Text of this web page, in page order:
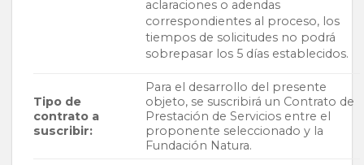
aclaraciones o adendas
correspondientes al proceso, los
tiempos de solicitudes no podrá
sobrepasar los 5 días establecidos.
Tipo de
contrato a
suscribir:
Para el desarrollo del presente
objeto, se suscribirá un Contrato de
Prestación de Servicios entre el
proponente seleccionado y la
Fundación Natura.